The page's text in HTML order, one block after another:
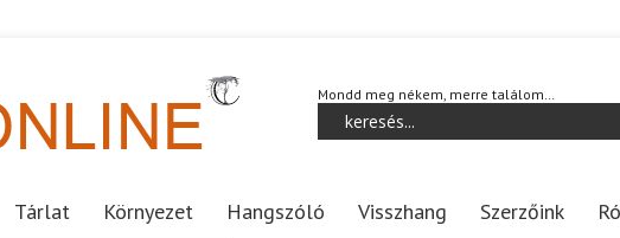
Mondd meg nékem, merre találom…
Tárlat Környezet Hangszóló Visszhang Szerzőink